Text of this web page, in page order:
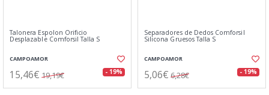
Talonera Espolon Orificio
Desplazable Comforsil Talla S
CAMPOAMOR
15,46€ 19,19€ - 19%
Separadores de Dedos Comforsil
Silicona Gruesos Talla S
CAMPOAMOR
5,06€ 6,28€ - 19%